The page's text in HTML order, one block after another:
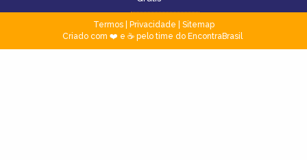
Termos| Privacidade
Sitemap
Criado com ❤️ e ☕ pelo time do EncontraBrasil